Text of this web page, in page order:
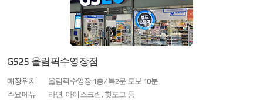
GS25 올림픽수영장점
매장위치
올림픽수영장 1층/ 북2문 도보 10분
주요메뉴
라면, 아이스크림, 핫도그 등